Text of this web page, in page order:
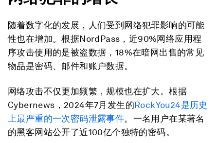
随着数字化的发展，人们受到网络犯罪影响的可能
性也在增加。根据NordPass，近90%网络应用程
序攻击使用的是被盗数据，18%在暗网出售的常见
物品是密码、邮件和账户数据。
网络攻击不仅更加频繁，规模也在扩大。根据
Cybernews，2024年7月发生的RockYou24是历史
上最严重的一次密码泄露事件。一名用户在某著名
的黑客网站公开了近100亿个独特的密码。